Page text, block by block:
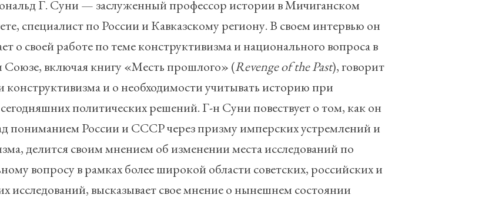
Г. Суни — заслуженный профессор истории в Мичиганском
специалист по России и Кавказскому региону. В своем интервью он
о своей работе по теме конструктивизма и национального вопроса в
Союзе, включая книгу «Месть прошлого» (RevengeofthePast), говорит
конструктивизма и о необходимости учитывать историю при
политических решений. Г-н Суни повествует о том, как он
пониманием России и СССР через призму имперских устремлений и
делится своим мнением об изменении места исследований по
вопросу в рамках более широкой области советских, российских и
исследований, высказывает свое мнение о нынешнем состоянии